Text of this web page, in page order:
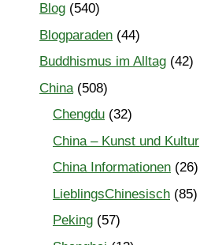
Blog (540)
Blogparaden (44)
Buddhismus im Alltag (42)
China(508)
Chengdu (32)
China – Kunst und Kultur
China Informationen (26)
LieblingsChinesisch (85)
Peking (57)